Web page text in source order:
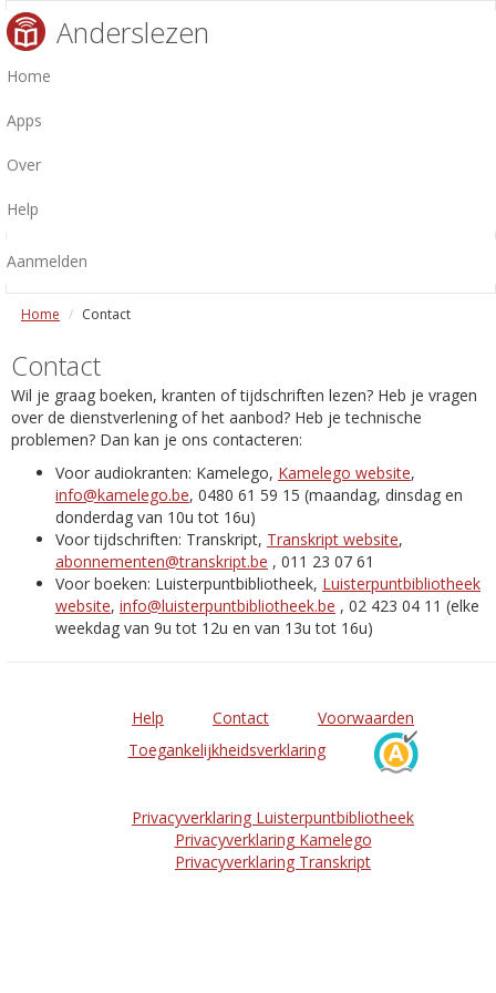
Anderslezen
Home
Apps
Over
Help
Aanmelden
Home Contact
Contact
Wil je graag boeken, kranten of tijdschriften lezen? Heb je vragen
over de dienstverlening of het aanbod? Heb je technische
problemen? Dan kan je ons contacteren:
Voor audiokranten: Kamelego, Kamelego website,
info@kamelego.be, 0480 61 59 15 (maandag, dinsdag en
donderdag van 10u tot 16u)
Voor tijdschriften: Transkript, Transkript website,
abonnementen@transkript.be , 011 23 07 61
Voor boeken: Luisterpuntbibliotheek, Luisterpuntbibliotheek
website, info@luisterpuntbibliotheek.be , 02 423 04 11 (elke
weekdag van 9u tot 12u en van 13u tot 16u)
Help Contact
Voorwaarden
Toegankelijkheidsverklaring
Privacyverklaring Luisterpuntbibliotheek
Privacyverklaring Kamelego
Privacyverklaring Transkript